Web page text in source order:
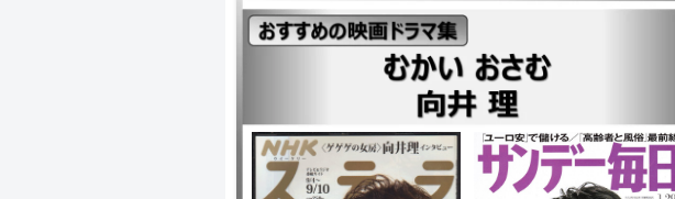
｜ヤンドク！ ｜パリピ孔明 THE MOVIE ｜警部補ダイマジン ｜
映画 イチケイのカラス ｜婚活探偵 ｜先生のおとりよせ ｜10の
秘密 ｜ザ・ファブル ｜わたし、定時で帰ります。 ｜黒井戸殺